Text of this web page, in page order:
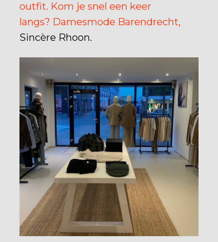
outfit. Kom je snel een keer
langs? Damesmode Barendrecht,
Sincère Rhoon.